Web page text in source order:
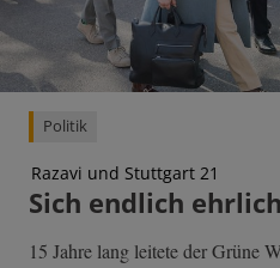
Politik
Razavi und Stuttgart 21
Sich endlich
15 Jahre lang leitete der Grüne